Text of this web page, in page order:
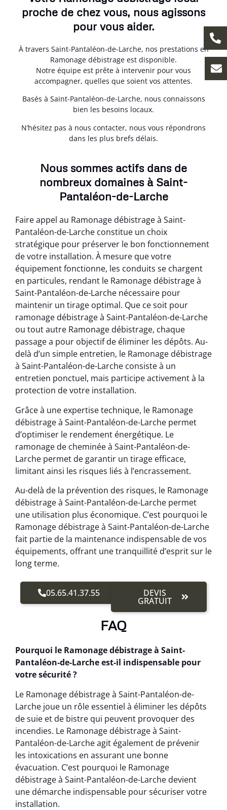
proche de chez vous, nous agissons
pour vous aider.
À travers Saint-Pantaléon-de-Larche, nos prestations en
Ramonage débistrage est disponible.
Notre équipe est prête à intervenir pour vous
accompagner, quelles que soient vos attentes.
Basés à Saint-Pantaléon-de-Larche, nous connaissons
bien les besoins locaux.
N’hésitez pas à nous contacter, nous vous répondrons
dans les plus brefs délais.
Nous sommes actifs dans de
nombreux domaines à Saint-
Pantaléon-de-Larche
Faire appel au Ramonage débistrage à Saint-
Pantaléon-de-Larche constitue un choix
stratégique pour préserver le bon fonctionnement
de votre installation. À mesure que votre
équipement fonctionne, les conduits se chargent
en particules, rendant le Ramonage débistrage à
Saint-Pantaléon-de-Larche nécessaire pour
maintenir un tirage optimal. Que ce soit pour
ramonage débistrage à Saint-Pantaléon-de-Larche
ou tout autre Ramonage débistrage, chaque
passage a pour objectif de éliminer les dépôts. Au-
delà d’un simple entretien, le Ramonage débistrage
à Saint-Pantaléon-de-Larche consiste à un
entretien ponctuel, mais participe activement à la
protection de votre installation.
Grâce à une expertise technique, le Ramonage
débistrage à Saint-Pantaléon-de-Larche permet
d’optimiser le rendement énergétique. Le
ramonage de cheminée à Saint-Pantaléon-de-
Larche permet de garantir un tirage efficace,
limitant ainsi les risques liés à l’encrassement.
Au-delà de la prévention des risques, le Ramonage
débistrage à Saint-Pantaléon-de-Larche permet
une utilisation plus économique. C’est pourquoi le
Ramonage débistrage à Saint-Pantaléon-de-Larche
fait partie de la maintenance indispensable de vos
équipements, offrant une tranquillité d’esprit sur le
long terme.
05.65.41.37.55 DEVIS
GRATUIT
FAQ
Pourquoi le Ramonage débistrage à Saint-
Pantaléon-de-Larche est-il indispensable pour
votre sécurité ?
Le Ramonage débistrage à Saint-Pantaléon-de-
Larche joue un rôle essentiel à éliminer les dépôts
de suie et de bistre qui peuvent provoquer des
incendies. Le Ramonage débistrage à Saint-
Pantaléon-de-Larche agit également de prévenir
les intoxications en assurant une bonne
évacuation. C’est pourquoi le Ramonage
débistrage à Saint-Pantaléon-de-Larche devient
une démarche indispensable pour sécuriser votre
installation.